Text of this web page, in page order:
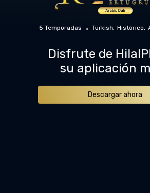
5 Temporadas Turkish Histórico
Disfrute de
su aplicación
Descargar ahora